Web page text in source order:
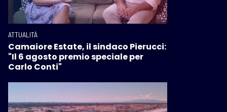
ATTUALITÀ
Camaiore Estate, il sindaco Pierucci:
"Il 6 agosto premio speciale per
Carlo Conti"